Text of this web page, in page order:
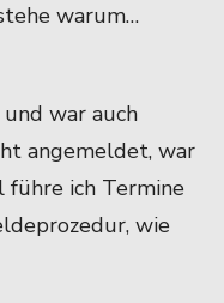
warum…
war auch
angemeldet, war
führe ich Termine
wie